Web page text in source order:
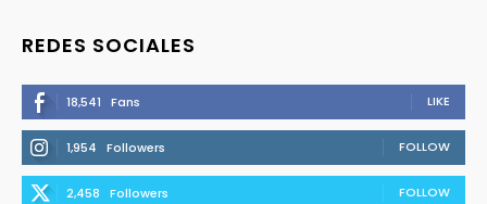
REDES SOCIALES
18,541 Fans LIKE
1,954 Followers FOLLOW
2,458 Followers FOLLOW